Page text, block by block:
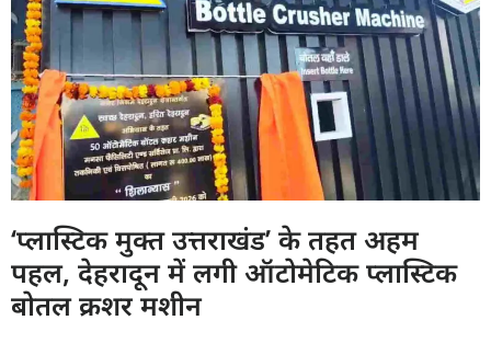
‘प्लास्टिक मुक्त उत्तराखंड’ के तहत अहम
पहल, देहरादून में लगी ऑटोमेटिक प्लास्टिक
बोतल क्रशर मशीन